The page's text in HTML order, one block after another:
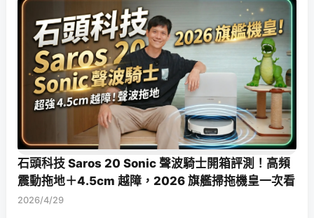
石頭科技 Saros 20 Sonic 聲波騎士開箱評測！高頻
震動拖地＋4.5cm 越障，2026 旗艦掃拖機皇一次看
2026/4/29